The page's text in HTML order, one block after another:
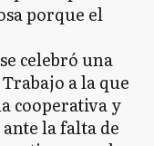
porque el
celebró una
a la que
cooperativa y
la falta de